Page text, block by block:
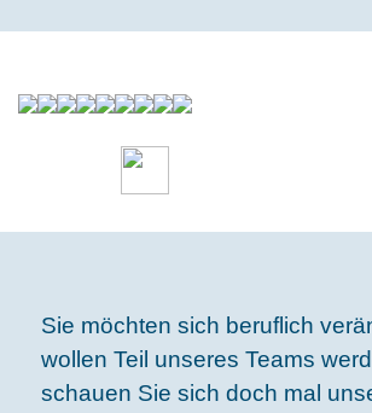
Sie möchten sich beruflich
wollen Teil unseres Teams
schauen Sie sich doch mal